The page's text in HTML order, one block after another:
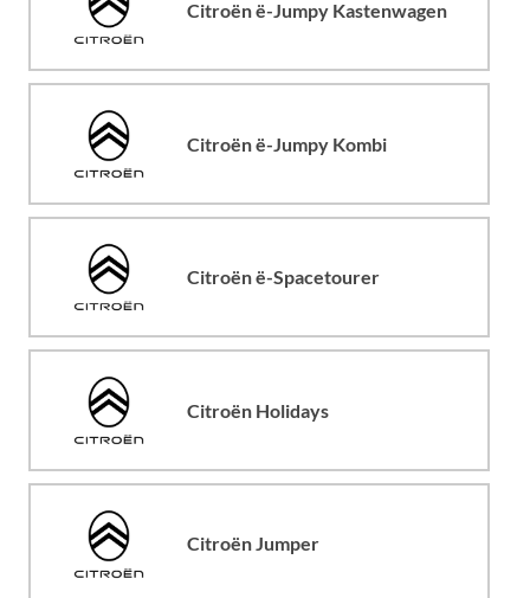
Citroën ë-Jumpy Kastenwagen
Citroën ë-Jumpy Kombi
Citroën ë-Spacetourer
Citroën Holidays
Citroën Jumper